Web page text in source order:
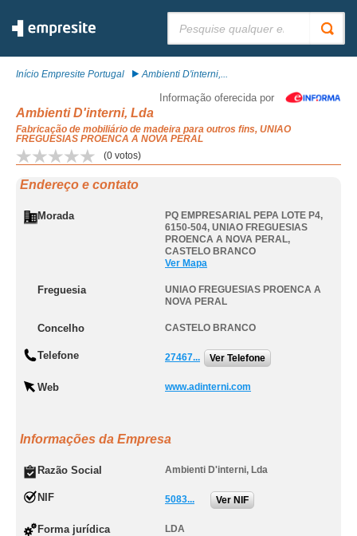
Início Empresite Portugal Ambienti D'interni,...
Informação oferecida por
Ambienti D'interni, Lda
Fabricação de mobiliário de madeira para outros fins, UNIAO
FREGUESIAS PROENCA A NOVA PERAL
(0 votos)
Endereço e contato
Morada
PQ EMPRESARIAL PEPA LOTE P4,
6150-504, UNIAO FREGUESIAS
PROENCA A NOVA PERAL,
CASTELO BRANCO
Ver Mapa
Freguesia
UNIAO FREGUESIAS PROENCA A
NOVA PERAL
Concelho CASTELO BRANCO
Telefone 27467... Ver Telefone
Web www.adinterni.com
Informações da Empresa
Razão Social Ambienti D'interni, Lda
NIF 5083... Ver NIF
Forma jurídica LDA